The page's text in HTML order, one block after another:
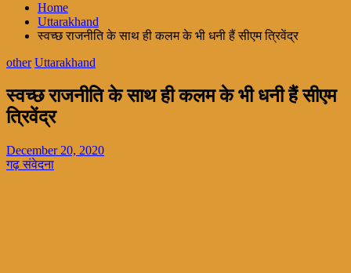
Home
Uttarakhand
स्वच्छ राजनीति के साथ ही कलम के भी धनी हैं सीएम त्रिवेंद्र
other Uttarakhand
स्वच्छ राजनीति के साथ ही कलम के भी धनी हैं सीएम
त्रिवेंद्र
December 20, 2020
गढ़ संवेदना